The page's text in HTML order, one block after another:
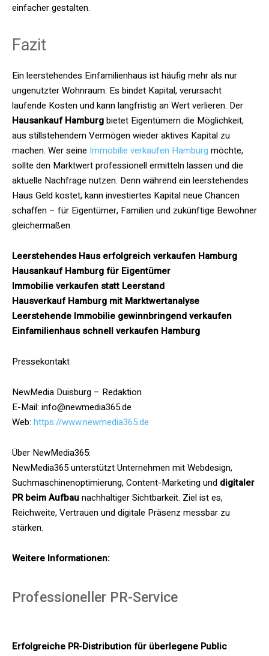
einfacher gestalten.
Fazit
Ein leerstehendes Einfamilienhaus ist häufig mehr als nur
ungenutzter Wohnraum. Es bindet Kapital, verursacht
laufende Kosten und kann langfristig an Wert verlieren. Der
Hausankauf Hamburgbietet Eigentümern die Möglichkeit,
aus stillstehendem Vermögen wieder aktives Kapital zu
machen. Wer seine Immobilie verkaufen Hamburg möchte,
sollte den Marktwert professionell ermitteln lassen und die
aktuelle Nachfrage nutzen. Denn während ein leerstehendes
Haus Geld kostet, kann investiertes Kapital neue Chancen
schaffen – für Eigentümer, Familien und zukünftige Bewohner
gleichermaßen.
Leerstehendes Haus erfolgreich verkaufen Hamburg
Hausankauf Hamburg für Eigentümer
Immobilie verkaufen statt Leerstand
Hausverkauf Hamburg mit Marktwertanalyse
Leerstehende Immobilie gewinnbringend verkaufen
Einfamilienhaus schnell verkaufen Hamburg
Pressekontakt
NewMedia Duisburg – Redaktion
E-Mail: info@newmedia365.de
Web: https://www.newmedia365.de
Über NewMedia365:
NewMedia365 unterstützt Unternehmen mit Webdesign,
Suchmaschinenoptimierung, Content-Marketing und digitaler
PR beim Aufbaunachhaltiger Sichtbarkeit. Ziel ist es,
Reichweite, Vertrauen und digitale Präsenz messbar zu
stärken.
Weitere Informationen:
Professioneller PR-Service
Erfolgreiche PR-Distribution für überlegene Public